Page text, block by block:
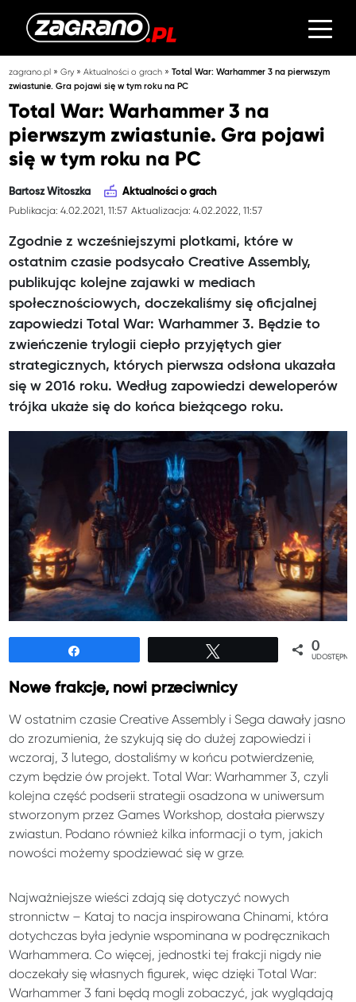
zagrano.pl »Gry»Aktualności o grach »Total War: Warhammer 3 na pierwszym
zwiastunie. Gra pojawi się w tym roku na PC
Total War: Warhammer 3 na
pierwszym zwiastunie. Gra pojawi
się w tym roku na PC
Bartosz Witoszka Aktualności o grach
Publikacja: 4.02.2021, 11:57 Aktualizacja: 4.02.2022, 11:57
Zgodnie z wcześniejszymi plotkami, które w
ostatnim czasie podsycało Creative Assembly,
publikując kolejne zajawki w mediach
społecznościowych, doczekaliśmy się oficjalnej
zapowiedzi Total War: Warhammer 3. Będzie to
zwieńczenie trylogii ciepło przyjętych gier
strategicznych, których pierwsza odsłona ukazała
się w 2016 roku. Według zapowiedzi deweloperów
trójka ukaże się do końca bieżącego roku.
0
Nowe frakcje, nowi przeciwnicy
W ostatnim czasie Creative Assembly i Sega dawały jasno
do zrozumienia, że szykują się do dużej zapowiedzi i
wczoraj, 3 lutego, dostaliśmy w końcu potwierdzenie,
czym będzie ów projekt. Total War: Warhammer 3, czyli
kolejna część podserii strategii osadzona w uniwersum
stworzonym przez Games Workshop, dostała pierwszy
zwiastun. Podano również kilka informacji o tym, jakich
nowości możemy spodziewać się w grze.
Najważniejsze wieści zdają się dotyczyć nowych
stronnictw – Kataj to nacja inspirowana Chinami, która
dotychczas była jedynie wspominana w podręcznikach
Warhammera. Co więcej, jednostki tej frakcji nigdy nie
doczekały się własnych figurek, więc dzięki Total War:
Warhammer 3 fani będą mogli zobaczyć, jak wyglądają